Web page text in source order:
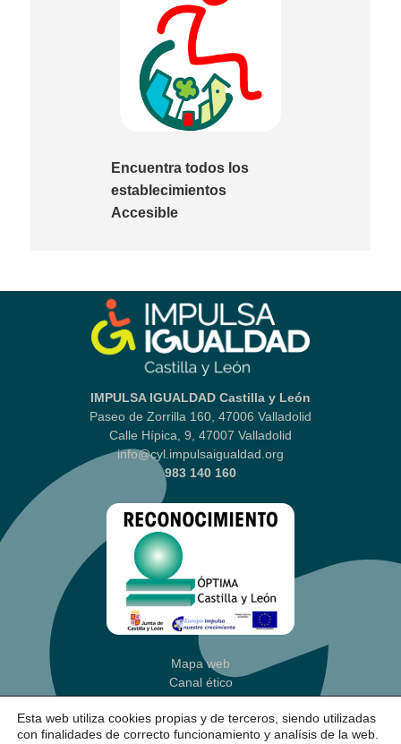
Encuentra todos los
establecimientos
Accesible
IMPULSA IGUALDAD Castilla y León
Paseo de Zorrilla 160, 47006 Valladolid
Calle Hípica, 9, 47007 Valladolid
info@cyl.impulsaigualdad.org
983 140 160
Mapa web
Canal ético
Aviso legal|Política Privacidad
Política de cookies (Ajustes)
Accesibilidad
Esta web utiliza cookies propias y de terceros, siendo utilizadas
con finalidades de correcto funcionamiento y analísis de la web.